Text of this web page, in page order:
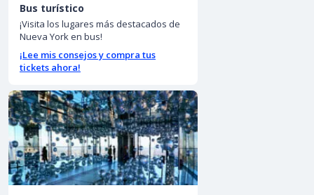
Bus turístico
¡Visita los lugares más destacados de
Nueva York en bus!
¡Lee mis consejos y compra tus
tickets ahora!